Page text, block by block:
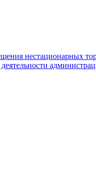
нестационарных